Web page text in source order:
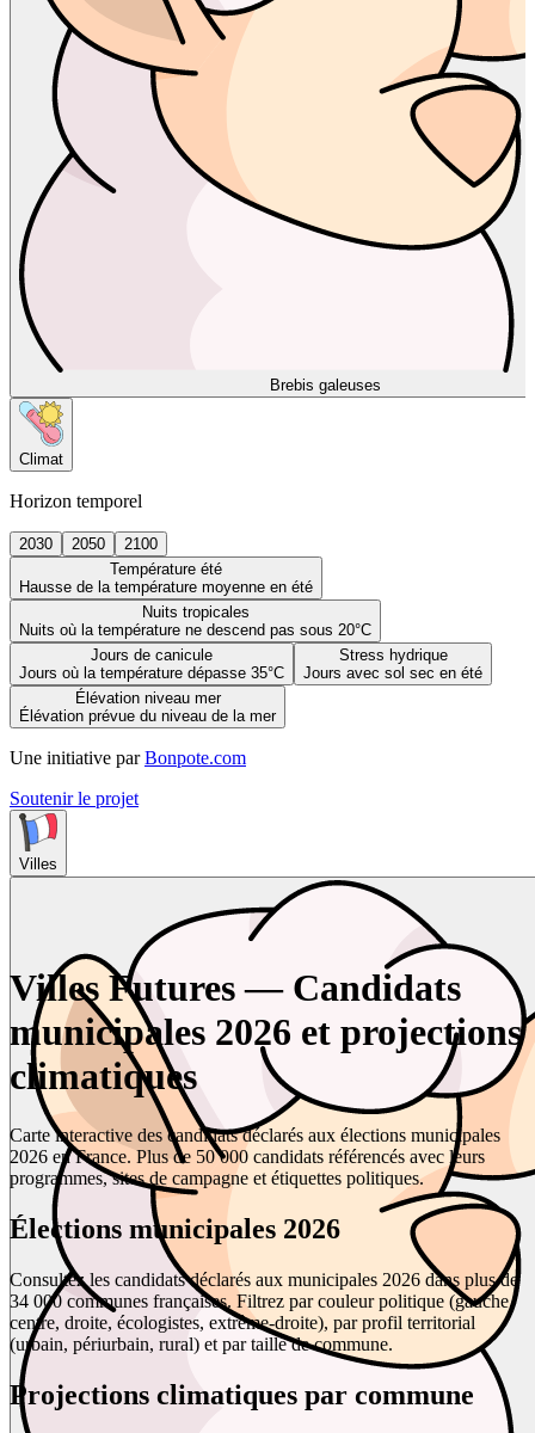
Brebis galeuses
Climat
Horizon temporel
2030 2050
2100
Température été
Hausse de la température moyenne en été
Nuits tropicales
Nuits où la température ne descend pas sous 20°C
Jours de canicule
Jours où la température dépasse 35°C
Stress hydrique
Jours avec sol sec en été
Élévation niveau mer
Élévation prévue du niveau de la mer
Une initiative par Bonpote.com
Soutenir le projet
Villes
Villes Futures — Candidats
municipales 2026 et projections
climatiques
Carte interactive des candidats déclarés aux élections municipales
2026 en France. Plus de 50 000 candidats référencés avec leurs
programmes, sites de campagne et étiquettes politiques.
Élections municipales 2026
Consultez les candidats déclarés aux municipales 2026 dans plus de
34 000 communes françaises. Filtrez par couleur politique (gauche,
centre, droite, écologistes, extrême-droite), par profil territorial
(urbain, périurbain, rural) et par taille de commune.
Projections climatiques par commune